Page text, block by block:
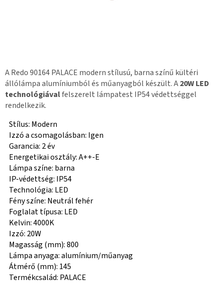
A Redo 90164 PALACE modern stílusú, barna színű kültéri
állólámpa alumíniumból és műanyagból készült. A20W LED
technológiávalfelszerelt lámpatest IP54 védettséggel
rendelkezik.
Stílus: Modern
Izzó a csomagolásban: Igen
Garancia: 2 év
Energetikai osztály: A++-E
Lámpa színe: barna
IP-védettség: IP54
Technológia: LED
Fény színe: Neutrál fehér
Foglalat típusa: LED
Kelvin: 4000K
Izzó: 20W
Magasság (mm): 800
Lámpa anyaga: alumínium/műanyag
Átmérő (mm): 145
Termékcsalád: PALACE